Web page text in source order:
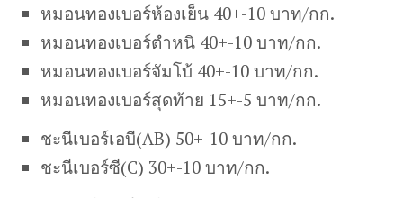
หมอนทองเบอร์ห้องเย็น 40+-10 บาท/กก.
หมอนทองเบอร์ตำหนิ 40+-10 บาท/กก.
หมอนทองเบอร์จัมโบ้ 40+-10 บาท/กก.
หมอนทองเบอร์สุดท้าย 15+-5 บาท/กก.
ชะนีเบอร์เอบี(AB) 50+-10 บาท/กก.
ชะนีเบอร์ซี(C) 30+-10 บาท/กก.